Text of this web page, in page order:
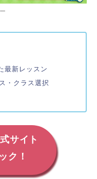
最新レッスン
・クラス選択
サイト
ク！